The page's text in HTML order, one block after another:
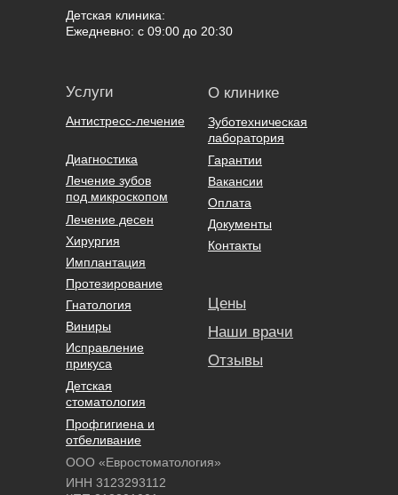
ООО «Евростоматология»
ИНН 3123293112
Детская клиника:
Ежедневно: с 09:00 до 20:30
Антистресс-лечение
Диагностика
Лечение зубов
под микроскопом
Лечение десен
Хирургия
Имплантация
Протезирование
Гнатология
Исправление
прикуса
Виниры
Профгигиена и
отбеливание
Детская
стоматология
Услуги
Зуботехническая
лаборатория
Гарантии
Вакансии
Оплата
Документы
О клинике
Цены
Наши врачи
Отзывы
Контакты